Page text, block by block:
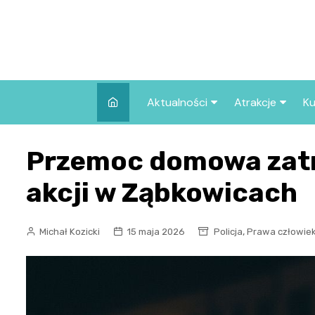
Aktualności
Wszystkie wpisy
Atrakcje
we Wrocławiu
Co warto
Wrocławiu?
Przemoc domowa
akcji w Ząbkowicach
Michał Kozicki 15 maja 2026 Policja, Prawa